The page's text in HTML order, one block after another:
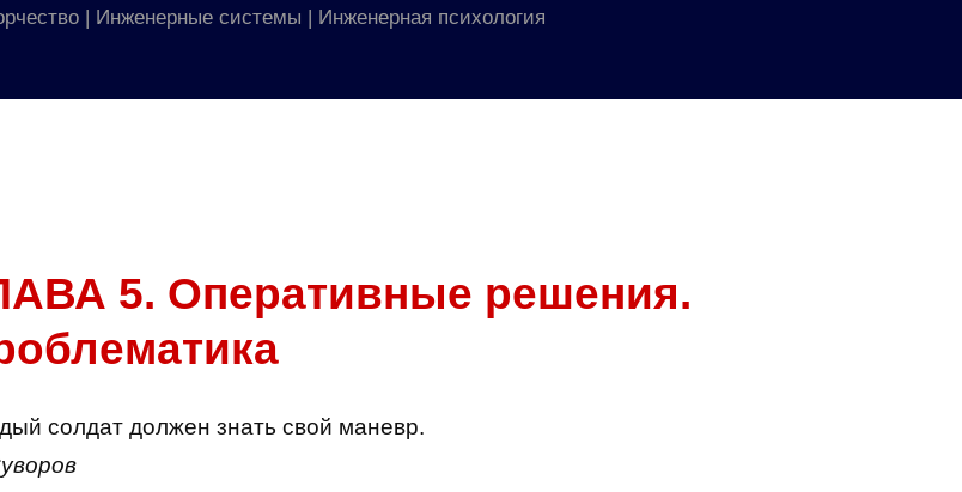
| Инженерные системы | Инженерная психология
5. Оперативные решения.
солдат должен знать свой маневр.